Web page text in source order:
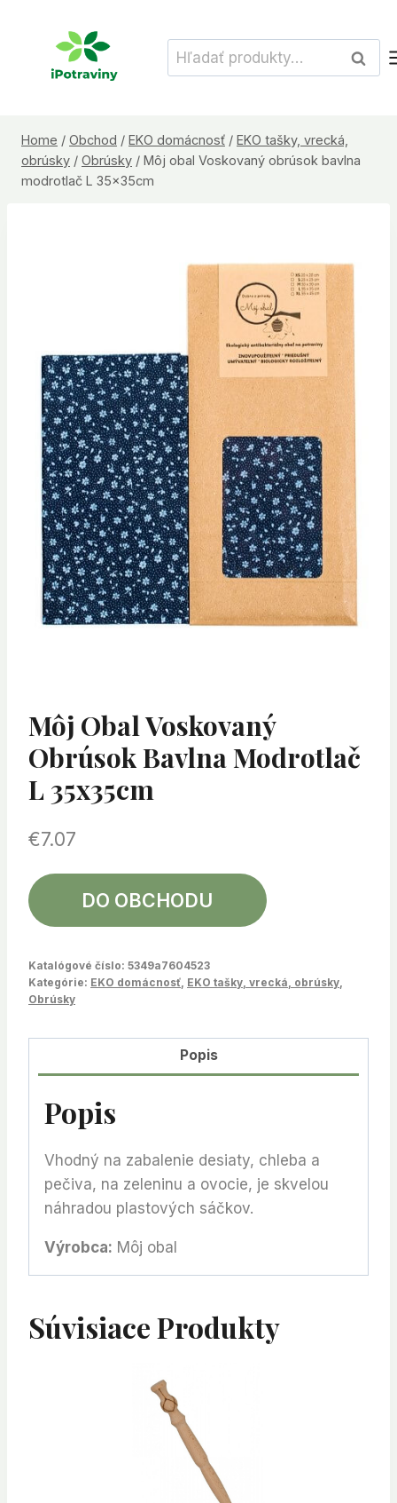
Hľadať:
Home / Obchod / EKO domácnosť / EKO tašky, vrecká,
obrúsky / Obrúsky / Môj obal Voskovaný obrúsok bavlna
modrotlač L 35x35cm
Môj Obal Voskovaný
Obrúsok Bavlna Modrotlač
L 35x35cm
€7.07
DO OBCHODU
Katalógové číslo: 5349a7604523
Kategórie: EKO domácnosť EKO tašky, vrecká, obrúsky
Obrúsky
Popis
Popis
Vhodný na zabalenie desiaty, chleba a
pečiva, na zeleninu a ovocie, je skvelou
náhradou plastových sáčkov.
Výrobca: Môj obal
Súvisiace Produkty